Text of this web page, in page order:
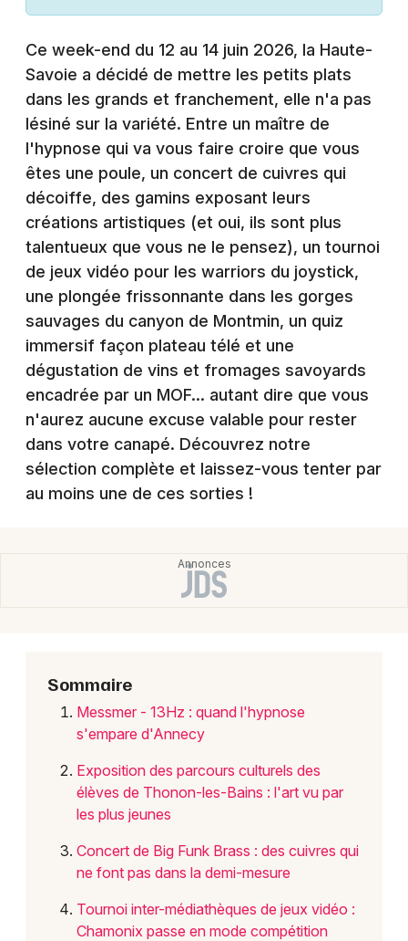
Expos
Sorties & loisirs
Agenda en Rhône-Alpes
Agenda en Auvergne-Rhône-Alpes
Newsletter des sorties
Artistes en tournée
Actus en Haute-Savoie
Magazine en Haute-Savoie
Mon email
Je m'abonne
Toulouse
Toutes les villes
Ce week-end du 12 au 14 juin 2026, la Haute-
Savoie a décidé de mettre les petits plats
dans les grands et franchement, elle n'a pas
lésiné sur la variété. Entre un maître de
l'hypnose qui va vous faire croire que vous
êtes une poule, un concert de cuivres qui
décoiffe, des gamins exposant leurs
créations artistiques (et oui, ils sont plus
talentueux que vous ne le pensez), un tournoi
de jeux vidéo pour les warriors du joystick,
une plongée frissonnante dans les gorges
sauvages du canyon de Montmin, un quiz
immersif façon plateau télé et une
dégustation de vins et fromages savoyards
encadrée par un MOF... autant dire que vous
n'aurez aucune excuse valable pour rester
dans votre canapé. Découvrez notre
sélection complète et laissez-vous tenter par
au moins une de ces sorties !
Sommaire
Messmer - 13Hz : quand l'hypnose
s'empare d'Annecy
Exposition des parcours culturels des
élèves de Thonon-les-Bains : l'art vu par
les plus jeunes
Concert de Big Funk Brass : des cuivres qui
ne font pas dans la demi-mesure
Tournoi inter-médiathèques de jeux vidéo :
Chamonix passe en mode compétition